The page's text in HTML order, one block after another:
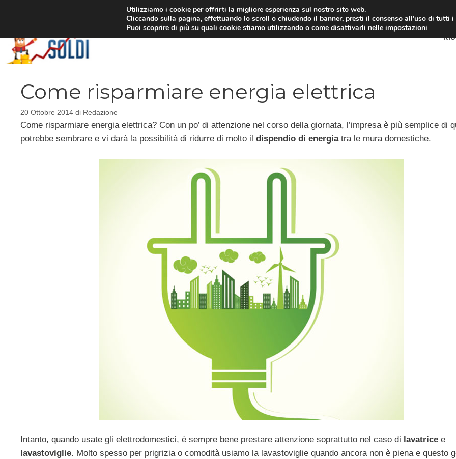
Come risparmiare energia elettrica
20 Ottobre 2014 di Redazione
Come risparmiare energia elettrica? Con un po’ di attenzione nel corso della giornata, l’impresa è più semplice di
potrebbe sembrare e vi darà la possibilità di ridurre di molto il dispendio di energiatra le mura domestiche.
Intanto, quando usate gli elettrodomestici, è sempre bene prestare attenzione soprattutto nel caso di lavatrice e
lavastoviglie. Molto spesso per prigrizia o comodità usiamo la lavastoviglie quando ancora non è piena e questo
Utilizziamo i cookie per offrirti la migliore esperienza sul nostro sito web.
Cliccando sulla pagina, effettuando lo scroll o chiudendo il banner, presti il consenso all’uso di tutti i
Puoi scoprire di più su quali cookie stiamo utilizzando o come disattivarli nelleimpostazioni